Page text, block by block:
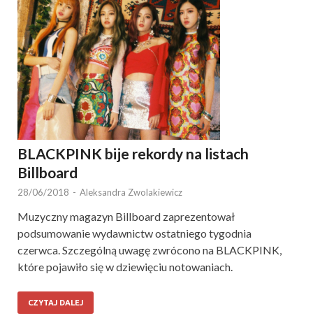
BLACKPINK bije rekordy na listach
Billboard
28/06/2018 - Aleksandra Zwolakiewicz
Muzyczny magazyn Billboard zaprezentował
podsumowanie wydawnictw ostatniego tygodnia
czerwca. Szczególną uwagę zwrócono na BLACKPINK,
które pojawiło się w dziewięciu notowaniach.
CZYTAJ DALEJ